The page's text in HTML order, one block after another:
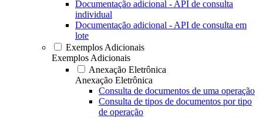
Documentação adicional - API de consulta
individual
Documentação adicional - API de consulta em
lote
Exemplos Adicionais
Exemplos Adicionais
Anexação Eletrônica
Anexação Eletrônica
Consulta de documentos de uma operação
Consulta de tipos de documentos por tipo
de operação